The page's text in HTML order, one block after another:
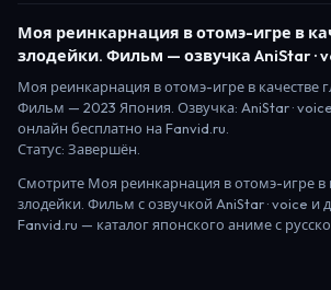
Моя реинкарнация в отомэ-игре в
злодейки. Фильм — озвучка AniStar ·
Моя реинкарнация в отомэ-игре в качестве
Фильм — 2023 Япония. Озвучка: AniStar ·
онлайн бесплатно на Fanvid.ru.
Статус: Завершён.
Смотрите Моя реинкарнация в отомэ-игре в
злодейки. Фильм с озвучкой AniStar · voice и
Fanvid.ru — каталог японского аниме с